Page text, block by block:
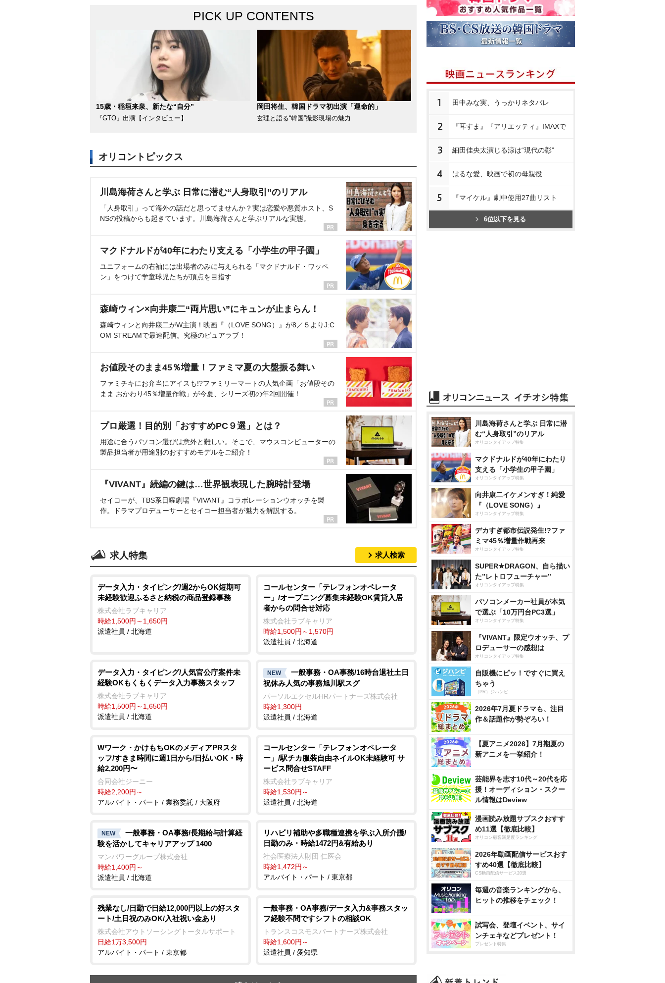
PICK UP CONTENTS
15歳・稲垣来泉、新たな“自分”
『GTO』出演【インタビュー】
岡田将生、韓国ドラマ初出演「運命的」
玄理と語る“韓国”撮影現場の魅力
オリコントピックス
川島海荷さんと学ぶ 日常に潜む“人身取引”のリアル
「人身取引」って海外の話だと思ってませんか？実は恋愛や悪質ホスト、S
NSの投稿からも起きています。川島海荷さんと学ぶリアルな実態。
マクドナルドが40年にわたり支える「小学生の甲子園」
ユニフォームの右袖には出場者のみに与えられる「マクドナルド・ワッペ
ン」をつけて学童球児たちが頂点を目指す
森崎ウィン×向井康二“両片思い”にキュンが止まらん！
森崎ウィンと向井康二がW主演！映画『（LOVE SONG）』が8／５よりJ:C
OM STREAMで最速配信。究極のピュアラブ！
お値段そのまま45％増量！ファミマ夏の大盤振る舞い
ファミチキにお弁当にアイスも!?ファミリーマートの人気企画「お値段その
まま おかわり45％増量作戦」が今夏、シリーズ初の年2回開催！
プロ厳選！目的別「おすすめPC９選」とは？
用途に合うパソコン選びは意外と難しい。そこで、マウスコンピューターの
製品担当者が用途別のおすすめモデルをご紹介！
『VIVANT』続編の鍵は…世界観表現した腕時計登場
セイコーが、TBS系日曜劇場『VIVANT』コラボレーションウオッチを製
作。ドラマプロデューサーとセイコー担当者が魅力を解説する。
求人特集 求人検索
データ入力・タイピング/週2からOK短期可
未経験歓迎ふるさと納税の商品登録事務
株式会社ラブキャリア
時給1,500円～1,650円
派遣社員 / 北海道
コールセンター「テレフォンオペレータ
ー」/オープニング募集未経験OK賃貸入居
者からの問合せ対応
株式会社ラブキャリア
時給1,500円～1,570円
派遣社員 / 北海道
データ入力・タイピング/人気官公庁案件未
経験OKもくもくデータ入力事務スタッフ
株式会社ラブキャリア
時給1,500円～1,650円
派遣社員 / 北海道
NEW
一般事務・OA事務/16時台退社土日
祝休み人気の事務旭川駅スグ
パーソルエクセルHRパートナーズ株式会社
時給1,300円
派遣社員 / 北海道
Wワーク・かけもちOKのメディアPRスタ
ッフ/すきま時間に週1日から/日払いOK・時
給2,200円〜
合同会社ジーニー
時給2,200円～
アルバイト・パート / 業務委託 / 大阪府
コールセンター「テレフォンオペレータ
ー」/駅チカ服装自由ネイルOK未経験可 サ
ービス問合せSTAFF
株式会社ラブキャリア
時給1,530円～
派遣社員 / 北海道
NEW
一般事務・OA事務/長期給与計算経
験を活かしてキャリアアップ 1400
マンパワーグループ株式会社
時給1,400円～
派遣社員 / 北海道
リハビリ補助や多職種連携を学ぶ入所介護/
日勤のみ・時給1472円&有給あり
社会医療法人財団 仁医会
時給1,472円～
アルバイト・パート / 東京都
残業なし/日勤で日給12,000円以上の好スタ
ート/土日祝のみOK/入社祝い金あり
株式会社アウトソーシングトータルサポート
日給1万3,500円
アルバイト・パート / 東京都
一般事務・OA事務/データ入力&事務スタッ
フ経験不問ですシフトの相談OK
トランスコスモスパートナーズ株式会社
時給1,600円～
派遣社員 / 愛知県
1 田中みな実、うっかりネタバレ
2 『耳すま』『アリエッティ』IMAXで
3 細田佳央太演じる涼は“現代の彰”
4 はるな愛、映画で初の母親役
5 『マイケル』劇中使用27曲リスト
6位以下を見る
川島海荷さんと学ぶ 日常に潜
む“人身取引”のリアル
オリコンタイアップ特集
マクドナルドが40年にわたり
支える「小学生の甲子園」
オリコンタイアップ特集
向井康二イケメンすぎ！純愛
『（LOVE SONG）』
オリコンタイアップ特集
デカすぎ都市伝説発生!?ファ
ミマ45％増量作戦再来
オリコンタイアップ特集
SUPER★DRAGON、自ら描い
た”レトロフューチャー”
オリコンタイアップ特集
パソコンメーカー社員が本気
で選ぶ「10万円台PC3選」
オリコンタイアップ特集
『VIVANT』限定ウオッチ、プ
ロデューサーの感想は
オリコンタイアップ特集
自販機にピッ！ですぐに買え
ちゃう
（PR）ジハンピ
2026年7月夏ドラマも、注目
作＆話題作が勢ぞろい！
【夏アニメ2026】7月期夏の
新アニメを一挙紹介！
芸能界を志す10代～20代を応
援！オーディション・スクー
ル情報はDeview
漫画読み放題サブスクおすす
め11選【徹底比較】
オリコン顧客満足度ランキング
2026年動画配信サービスおす
すめ40選【徹底比較】
CS動画配信サービス20選
毎週の音楽ランキングから、
ヒットの推移をチェック！
試写会、登壇イベント、サイ
ンチェキなどプレゼント！
プレゼント特集